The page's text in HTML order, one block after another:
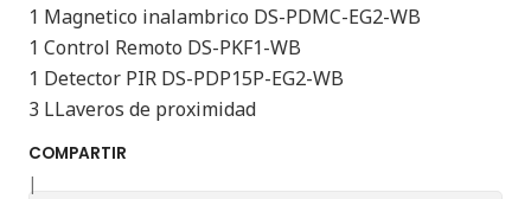
1 Magnetico inalambrico DS-PDMC-EG2-WB
1 Control Remoto DS-PKF1-WB
1 Detector PIR DS-PDP15P-EG2-WB
3 LLaveros de proximidad
COMPARTIR
|